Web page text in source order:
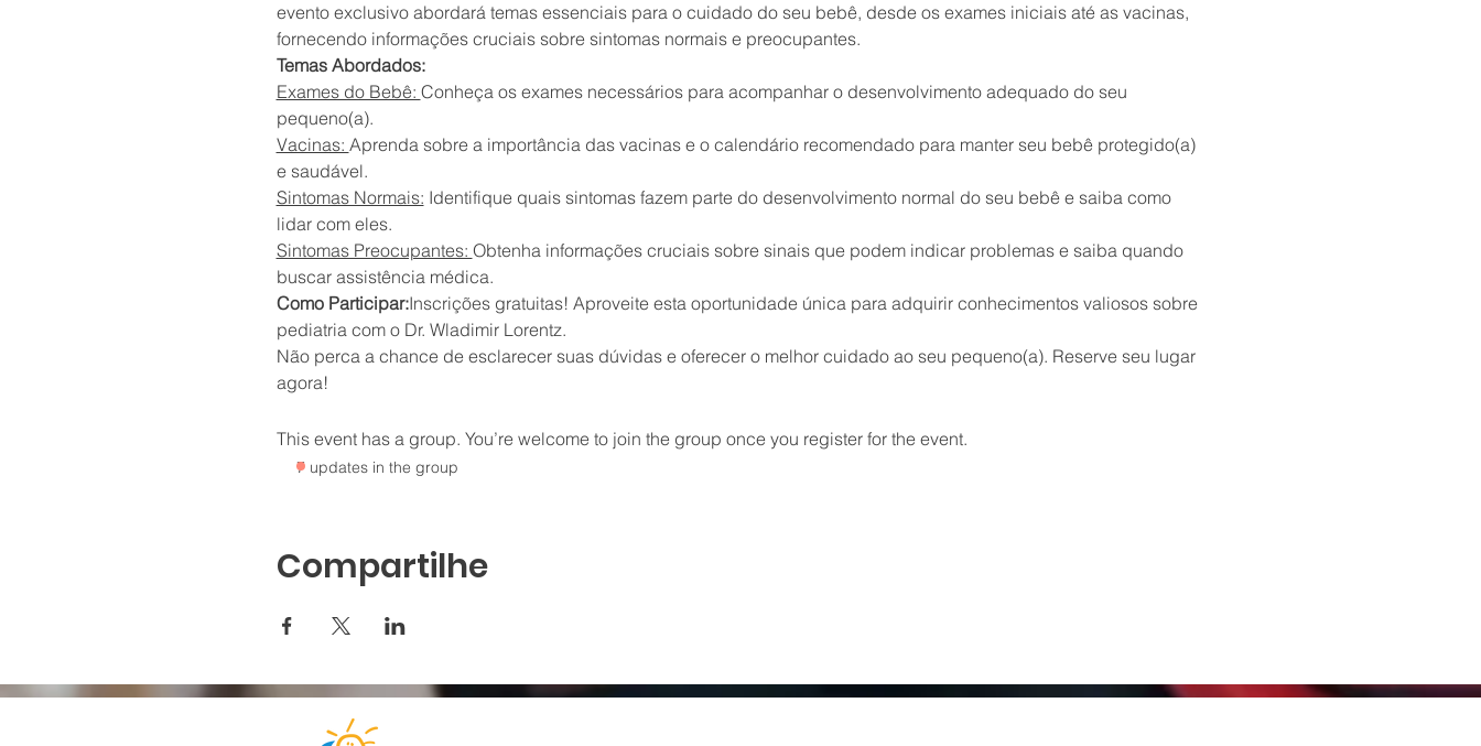
evento exclusivo abordará temas essenciais para o cuidado do seu bebê, desde os exames iniciais até as vacinas,
fornecendo informações cruciais sobre sintomas normais e preocupantes.
Temas Abordados:
Exames do Bebê: Conheça os exames necessários para acompanhar o desenvolvimento adequado do seu
pequeno(a).
Vacinas: Aprenda sobre a importância das vacinas e o calendário recomendado para manter seu bebê protegido(a)
e saudável.
Sintomas Normais: Identifique quais sintomas fazem parte do desenvolvimento normal do seu bebê e saiba como
lidar com eles.
Sintomas Preocupantes: Obtenha informações cruciais sobre sinais que podem indicar problemas e saiba quando
buscar assistência médica.
Como Participar:Inscrições gratuitas! Aproveite esta oportunidade única para adquirir conhecimentos valiosos sobre
pediatria com o Dr. Wladimir Lorentz.
Não perca a chance de esclarecer suas dúvidas e oferecer o melhor cuidado ao seu pequeno(a). Reserve seu lugar
agora!
This event has a group. You’re welcome to join the group once you register for the event.
7 updates in the group
Compartilhe